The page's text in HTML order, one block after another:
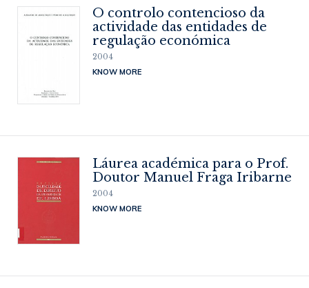
O controlo contencioso da
actividade das entidades de
regulação económica
2004
KNOW MORE
Láurea académica para o Prof.
Doutor Manuel Fraga Iribarne
2004
KNOW MORE